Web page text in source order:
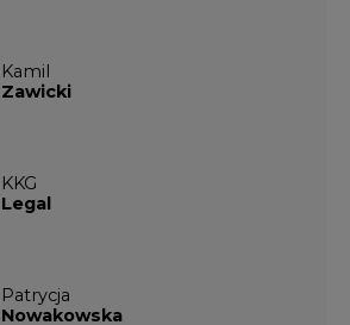
Kamil
Zawicki
KKG
Legal
Patrycja
Nowakowska